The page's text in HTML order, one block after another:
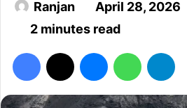
Ranjan April 28, 2026
2 minutes read